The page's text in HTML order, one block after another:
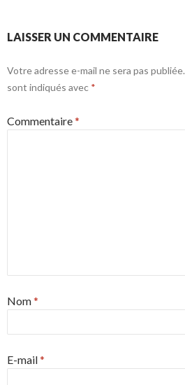
LAISSER UN COMMENTAIRE
Votre adresse e-mail ne sera pas publiée.
sont indiqués avec *
Commentaire*
Nom*
E-mail*